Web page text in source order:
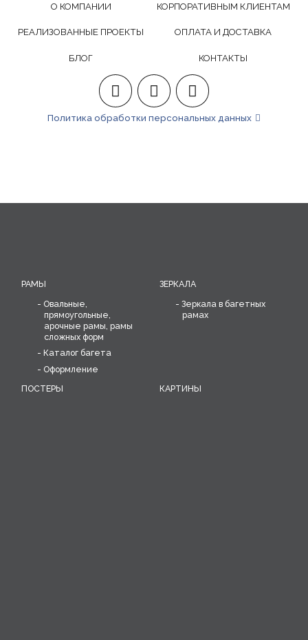
О КОМПАНИИ
РЕАЛИЗОВАННЫЕ ПРОЕКТЫ
БЛОГ
КОРПОРАТИВНЫМ КЛИЕНТАМ
ОПЛАТА И ДОСТАВКА
КОНТАКТЫ
Политика обработки персональных данных
РАМЫ
Овальные,
прямоугольные,
арочные рамы, рамы
сложных форм
Каталог багета
Оформление
ЗЕРКАЛА
Зеркала в багетных
рамах
ПОСТЕРЫ
КАРТИНЫ